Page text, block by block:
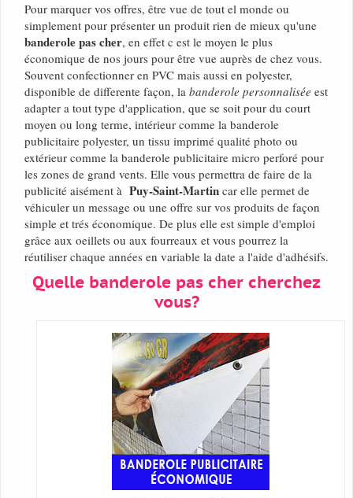
Pour marquer vos offres, être vue de tout el monde ou
simplement pour présenter un produit rien de mieux qu'une
banderole pas cher, en effet c est le moyen le plus
économique de nos jours pour être vue auprès de chez vous.
Souvent confectionner en PVC mais aussi en polyester,
disponible de differente façon, la banderole personnalisée est
adapter a tout type d'application, que se soit pour du court
moyen ou long terme, intérieur comme la banderole
publicitaire polyester, un tissu imprimé qualité photo ou
extérieur comme la banderole publicitaire micro perforé pour
les zones de grand vents. Elle vous permettra de faire de la
publicité aisément à Puy-Saint-Martin car elle permet de
véhiculer un message ou une offre sur vos produits de façon
simple et trés économique. De plus elle est simple d'emploi
grâce aux oeillets ou aux fourreaux et vous pourrez la
réutiliser chaque années en variable la date a l'aide d'adhésifs.
Quelle banderole pas cher cherchez
vous?